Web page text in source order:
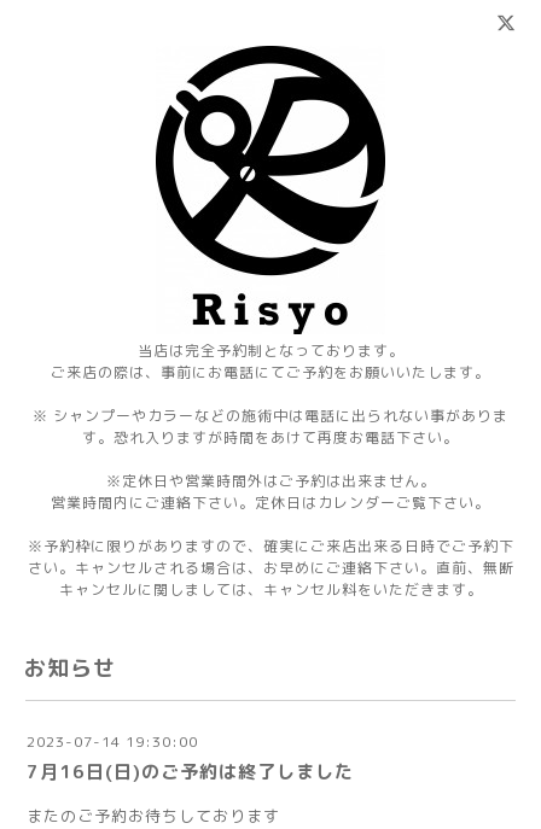
当店は完全予約制となっております。
ご来店の際は、事前にお電話にてご予約をお願いいたします。
※ シャンプーやカラーなどの施術中は電話に出られない事がありま
す。恐れ入りますが時間をあけて再度お電話下さい。
※定休日や営業時間外はご予約は出来ません。
営業時間内にご連絡下さい。定休日はカレンダーご覧下さい。
※予約枠に限りがありますので、確実にご来店出来る日時でご予約下
さい。キャンセルされる場合は、お早めにご連絡下さい。直前、無断
キャンセルに関しましては、キャンセル料をいただきます。
お知らせ
2023-07-14 19:30:00
7月16日(日)のご予約は終了しました
またのご予約お待ちしております